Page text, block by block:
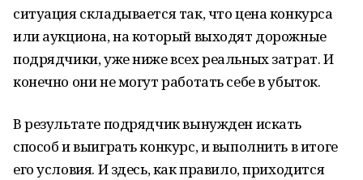
ситуация складывается так, что цена конкурса
или аукциона, на который выходят дорожные
подрядчики, уже ниже всех реальных затрат. И
конечно они не могут работать себе в убыток.
В результате подрядчик вынужден искать
способ и выиграть конкурс, и выполнить в итоге
его условия. И здесь, как правило, приходится